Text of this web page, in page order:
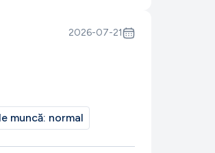
2026-07-21
muncă: normal